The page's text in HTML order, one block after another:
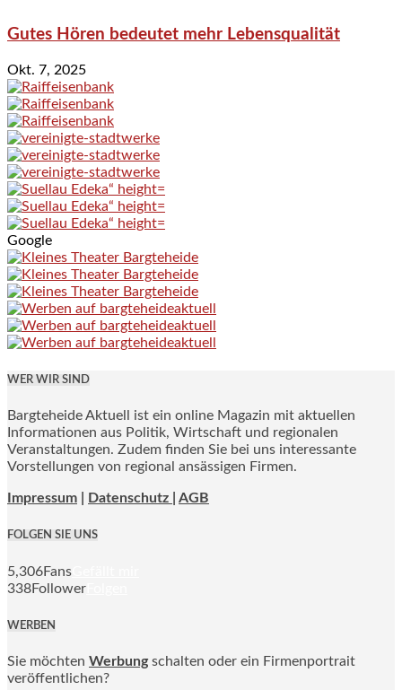
Gutes Hören bedeutet mehr Lebensqualität
Okt. 7, 2025
Google
WER WIR SIND
Bargteheide Aktuell ist ein online Magazin mit aktuellen
Informationen aus Politik, Wirtschaft und regionalen
Veranstaltungen. Zudem finden Sie bei uns interessante
Vorstellungen von regional ansässigen Firmen.
Impressum Datenschutz | AGB
FOLGEN SIE UNS
5,306Fans
338Follower
WERBEN
Sie möchten Werbung schalten oder ein Firmenportrait
veröffentlichen?